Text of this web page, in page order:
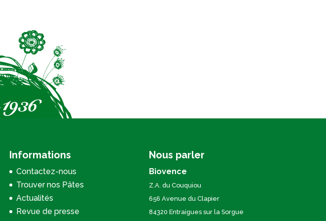
Informations
Contactez-nous
Trouver nos Pâtes
Actualités
Revue de presse
Nous parler
Biovence
Z.A. du Couquiou
656 Avenue du Clapier
84320 Entraigues sur la Sorgue